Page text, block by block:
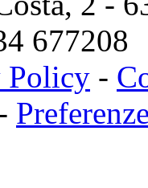
677208
Policy -